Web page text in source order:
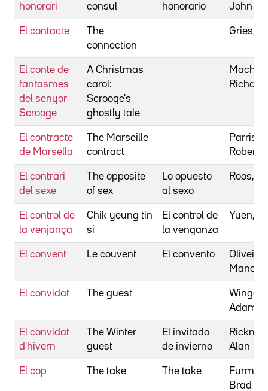
honorari
consul
honorario
John
El contacte
The
connection
Gries,
El conte de
fantasmes
del senyor
Scrooge
A Christmas
carol:
Scrooge's
ghostly tale
Machin,
Richard
El contracte
de Marsella
The Marseille
contract
Parrish,
Robert
El contrari
del sexe
The opposite
of sex
Lo opuesto
al sexo
Roos,
El control de
la venjança
Chik yeung tin
si
El control de
la venganza
Yuen,
El convent Le couvent El convento
Oliveira,
Manoel
El convidat The guest
Adam
El convidat
d'hivern
The Winter
guest
El invitado
de invierno
Alan
El cop The take The take
Furman,
Brad